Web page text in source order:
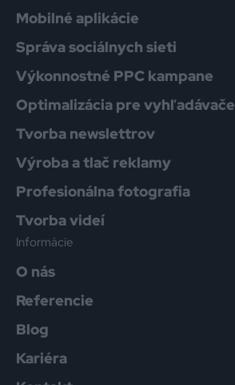
Mobilné aplikácie
Správa sociálnych sieti
Výkonnostné PPC kampane
Optimalizácia pre vyhľadávače
Tvorba newslettrov
Výroba a tlač reklamy
Profesionálna fotografia
Tvorba videí
Informácie
O nás
Referencie
Blog
Kariéra